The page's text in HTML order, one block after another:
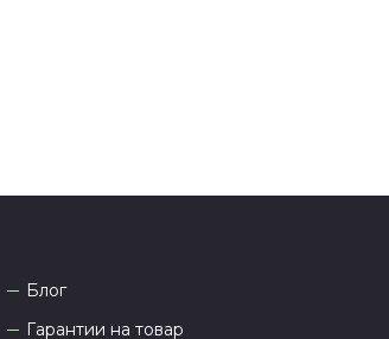
Блог
Гарантии на товар